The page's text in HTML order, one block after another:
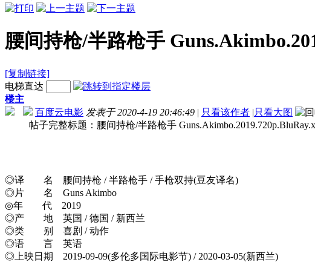
腰间持枪/半路枪手
[复制链接]
电梯直达
楼主
百度云电影 发表于 2020-4-19 20:46:49 | 只看该作者 |只看大图
帖子完整标题：腰间持枪/半路枪手
◎译 名 腰间持枪 / 半路枪手 / 手枪双持(豆友译名)
◎片 名 Guns Akimbo
◎年 代 2019
◎产 地 英国 / 德国 / 新西兰
◎类 别 喜剧 / 动作
◎语 言 英语
◎上映日期 2019-09-09(多伦多国际电影节) / 2020-03-05(新西兰)